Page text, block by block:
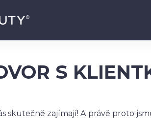
S
skutečně zajímají! A právě proto